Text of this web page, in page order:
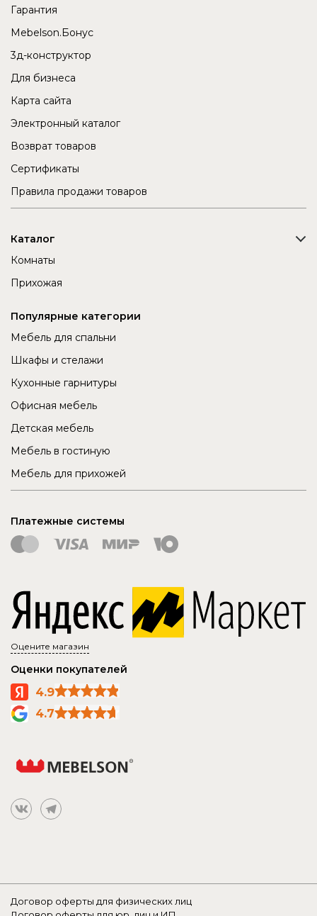
Гарантия
Mebelson.Бонус
3д-конструктор
Для бизнеса
Карта сайта
Электронный каталог
Возврат товаров
Сертификаты
Правила продажи товаров
Каталог
Комнаты
Прихожая
Популярные категории
Мебель для спальни
Шкафы и стелажи
Кухонные гарнитуры
Офисная мебель
Детская мебель
Мебель в гостиную
Мебель для прихожей
Платежные системы
Оцените магазин
Оценки покупателей
4.9
4.7
Договор оферты для физических лиц